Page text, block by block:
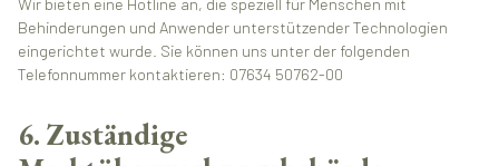
Behinderungen und Anwender unterstützender Technologien
eingerichtet wurde. Sie können uns unter der folgenden
Telefonnummer kontaktieren: 07634 50762-00
6. Zuständige